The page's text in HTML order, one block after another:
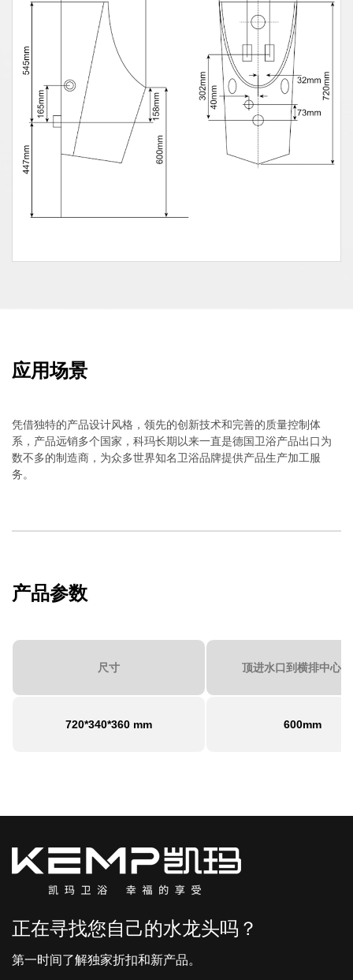
应用场景
凭借独特的产品设计风格，领先的创新技术和完善的质量控制体
系，产品远销多个国家，科玛长期以来一直是德国卫浴产品出口为
数不多的制造商，为众多世界知名卫浴品牌提供产品生产加工服
务。
产品参数
尺寸 顶进水口到横排中心
720*340*360 mm 600mm
正在寻找您自己的水龙头吗？
第一时间了解独家折扣和新产品。